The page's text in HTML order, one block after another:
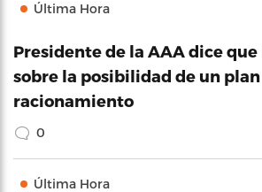
Última Hora
Presidente de la AAA dice
sobre la posibilidad de un
racionamiento
0
Última Hora